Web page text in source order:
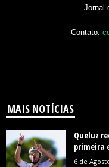
Jornal
Contato:
MAIS NOTÍCIAS
Queluz
primeira
6 de